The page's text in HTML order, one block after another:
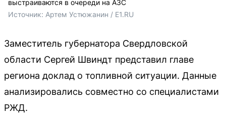
выстраиваются в очереди на АЗС
Источник: Артем Устюжанин / E1.RU
Заместитель губернатора Свердловской
области Сергей Швиндт представил главе
региона доклад о топливной ситуации. Данные
анализировались совместно со специалистами
РЖД.